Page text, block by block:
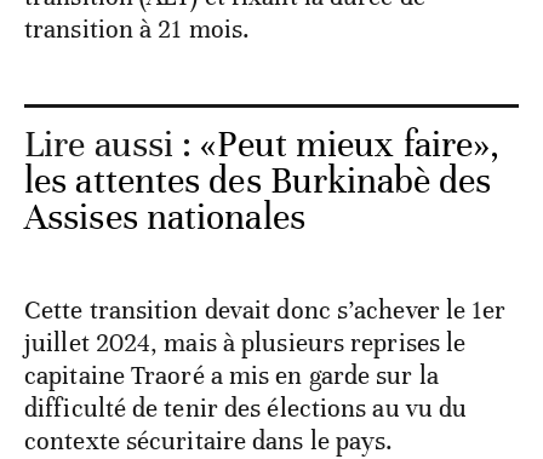
transition à 21 mois.
Lire aussi : «Peut mieux faire»,
les attentes des Burkinabè des
Assises nationales
Cette transition devait donc s’achever le 1er
juillet 2024, mais à plusieurs reprises le
capitaine Traoré a mis en garde sur la
difficulté de tenir des élections au vu du
contexte sécuritaire dans le pays.